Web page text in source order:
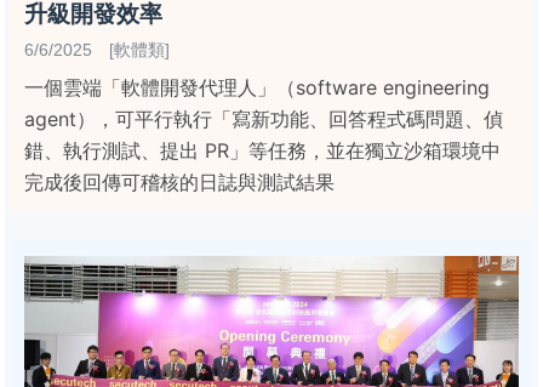
升級開發效率
6/6/2025 [軟體類]
一個雲端「軟體開發代理人」（software engineering
agent），可平行執行「寫新功能、回答程式碼問題、偵
錯、執行測試、提出 PR」等任務，並在獨立沙箱環境中
完成後回傳可稽核的日誌與測試結果